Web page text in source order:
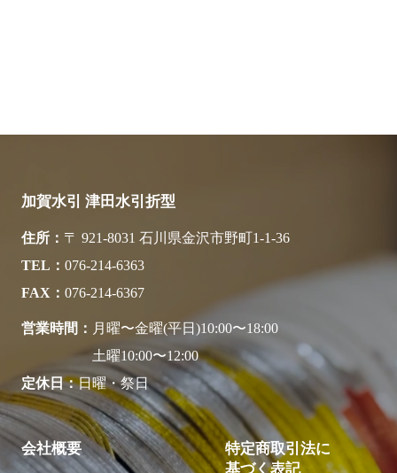
加賀水引 津田水引折型
住所
〒 921-8031 石川県金沢市野町1-1-36
TEL
076-214-6363
FAX
076-214-6367
営業時間
月曜〜金曜(平日)10:00〜18:00
土曜10:00〜12:00
定休日
日曜・祭日
会社概要
特定商取引法に
基づく表記